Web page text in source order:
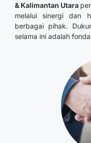
& Kalimantan Utara
melalui sinergi dan
berbagai pihak.
selama ini adalah